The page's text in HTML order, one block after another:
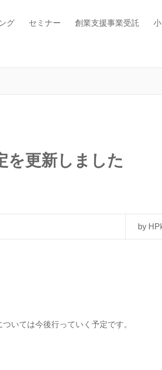
グ セミナー 創業支援事業受託
を更新しました
by
いては今後行っていく予定です。